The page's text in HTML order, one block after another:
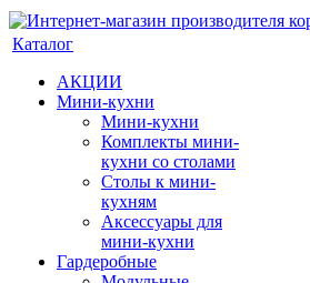
Каталог
АКЦИИ
Мини-кухни
Мини-кухни
Комплекты мини-
кухни со столами
Столы к мини-
кухням
Аксессуары для
мини-кухни
Гардеробные